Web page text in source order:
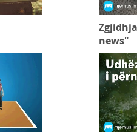
news"